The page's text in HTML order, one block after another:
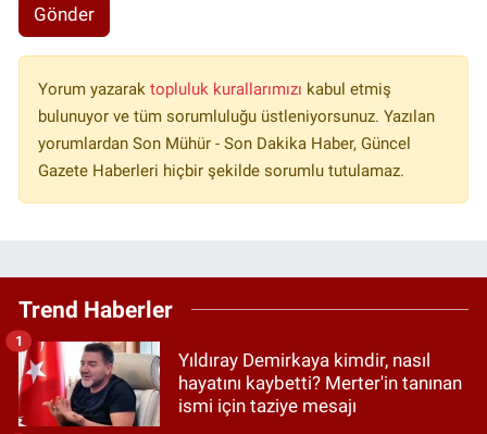
Gönder
Yorum yazarak topluluk kurallarımızı kabul etmiş
bulunuyor ve tüm sorumluluğu üstleniyorsunuz. Yazılan
yorumlardan Son Mühür - Son Dakika Haber, Güncel
Gazete Haberleri hiçbir şekilde sorumlu tutulamaz.
Trend Haberler
Yıldıray Demirkaya kimdir, nasıl
hayatını kaybetti? Merter'in tanınan
ismi için taziye mesajı
1